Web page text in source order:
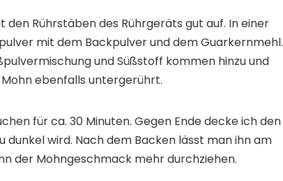
den Rührstäben des Rührgeräts gut auf. In einer
mit dem Backpulver und dem Guarkernmehl.
und Süßstoff kommen hinzu und
ebenfalls untergerührt.
für ca. 30 Minuten. Gegen Ende decke ich den
wird. Nach dem Backen lässt man ihn am
der Mohngeschmack mehr durchziehen.